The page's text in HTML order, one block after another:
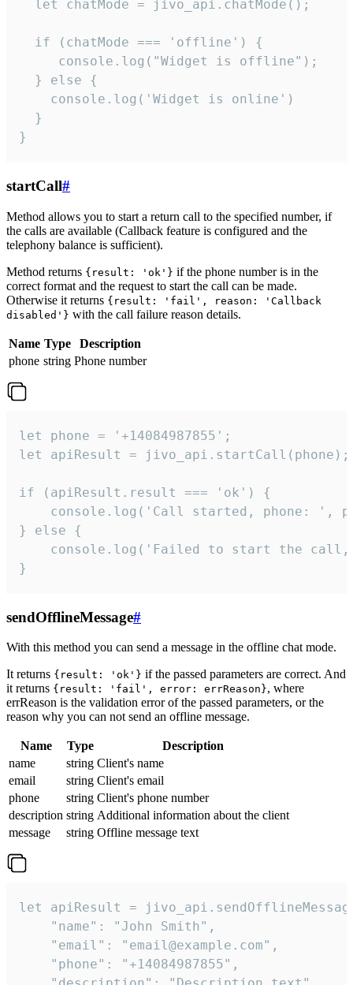
  let chatMode = jivo_api.chatMode();
  if (chatMode === 'offline') {
     console.log("Widget is offline");
  } else {
    console.log('Widget is online')
  }
}
startCall#
Method allows you to start a return call to the specified number, if
the calls are available (Callback feature is configured and the
telephony balance is sufficient).
Method returns {result: 'ok'} if the phone number is in the
correct format and the request to start the call can be made.
Otherwise it returns {result: 'fail', reason: 'Callback
disabled'} with the call failure reason details.
Name Type
Description
phone string Phone number
let phone = '+14084987855';
let apiResult = jivo_api.startCall(phone);
if (apiResult.result === 'ok') {
console.log('Call started, phone: ',
} else {
console.log('Failed to start the
}
sendOfflineMessage#
With this method you can send a message in the offline chat mode.
It returns {result: 'ok'} if the passed parameters are correct. And
it returns {result: 'fail', error: errReason}, where
errReason is the validation error of the passed parameters, or the
reason why you can not send an offline message.
Name Type
Description
name
string Client's name
email
string Client's email
phone
string Client's phone number
description string Additional information about the client
message
string Offline message text
let apiResult =
    "name": "John Smith",
    "email": "email@example.com",
    "phone": "+14084987855",